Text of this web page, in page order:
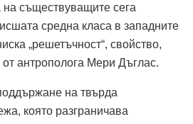
съществуващите сега
средна класа в западните
„решетъчност“, свойство,
антрополога Мери Дъглас.
на твърда
която разграничава